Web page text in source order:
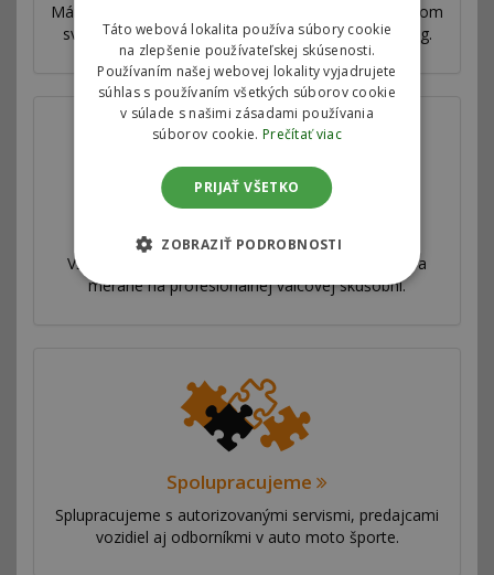
Máme sieť pobočiek vo viac ako 53 krajinách po celom
svete. Ponúkame výhradný autorizovaný chiptuning.
Válcová skúšobňa
Všetky naše úpravy sú veľmi dôkladne testované a
merané na profesionálnej válcovej skúšobni.
Spolupracujeme
Splupracujeme s autorizovanými servismi, predajcami
vozidiel aj odborníkmi v auto moto športe.
Táto webová lokalita používa súbory cookie
na zlepšenie používateľskej skúsenosti.
Používaním našej webovej lokality vyjadrujete
súhlas s používaním všetkých súborov cookie
v súlade s našimi zásadami používania
súborov cookie. Prečítať viac
PRIJAŤ VŠETKO
ZOBRAZIŤ PODROBNOSTI